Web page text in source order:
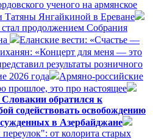
ученого на армянское
Татяны Янгайкиной в Ереване
продолжением Собрания
Еланские вести: «Счастье —
«Концерт для меня — это
результаты розничного
2026 года
Армяно-российские
прошлое, это про настоящее
обратился к
содействовать освобождению
в Азербайджане
от колорита старых